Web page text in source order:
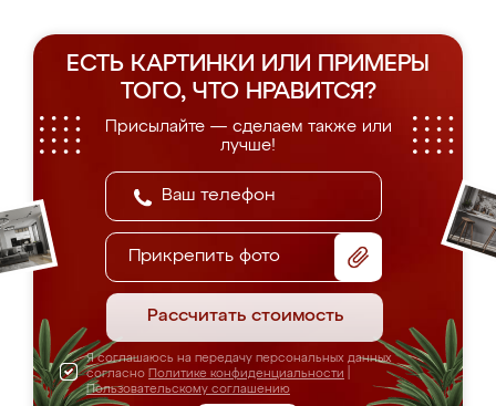
ЕСТЬ КАРТИНКИ ИЛИ ПРИМЕРЫ
ТОГО, ЧТО НРАВИТСЯ?
Присылайте — сделаем также или
лучше!
Прикрепить фото
Рассчитать стоимость
Я соглашаюсь на передачу персональных данных
согласно Политике конфиденциальности
Пользовательскому соглашению